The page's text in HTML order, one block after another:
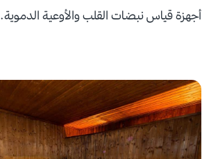
أجهزة قياس نبضات القلب والأوعية الدموية.